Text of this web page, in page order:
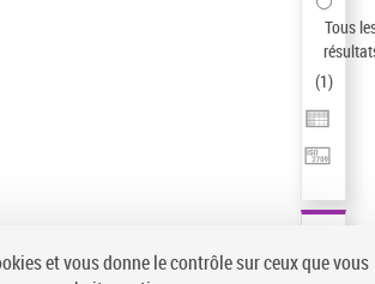
Tous
(1)
et vous donne le contrôle sur ceux que vous